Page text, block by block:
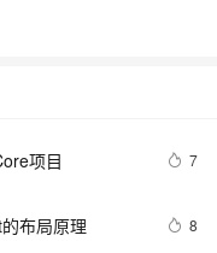
项目 7
布局原理 8